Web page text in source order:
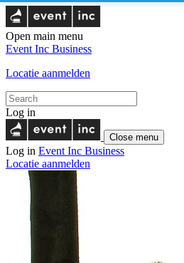
Open main menu
Event Inc Business
Locatie aanmelden
Log in
Close menu
Log in Event Inc Business
Locatie aanmelden